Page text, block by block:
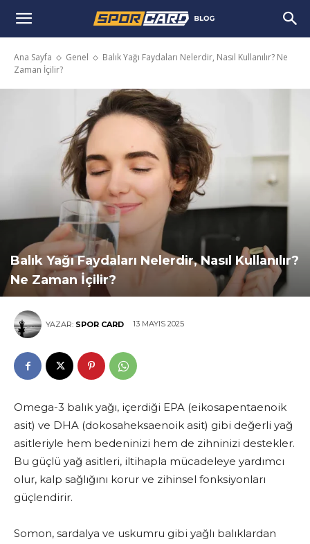
Ana Sayfa Genel
Balık Yağı Faydaları Nelerdir, Nasıl Kullanılır? Ne
Zaman İçilir?
Balık Yağı Faydaları Nelerdir, Nasıl Kullanılır?
Ne Zaman İçilir?
YAZAR: SPOR CARD 13 MAYIS 2025
Omega-3 balık yağı, içerdiği EPA (eikosapentaenoik
asit) ve DHA (dokosaheksaenoik asit) gibi değerli yağ
asitleriyle hem bedeninizi hem de zihninizi destekler.
Bu güçlü yağ asitleri, iltihapla mücadeleye yardımcı
olur, kalp sağlığını korur ve zihinsel fonksiyonları
güçlendirir.
Somon, sardalya ve uskumru gibi yağlı balıklardan